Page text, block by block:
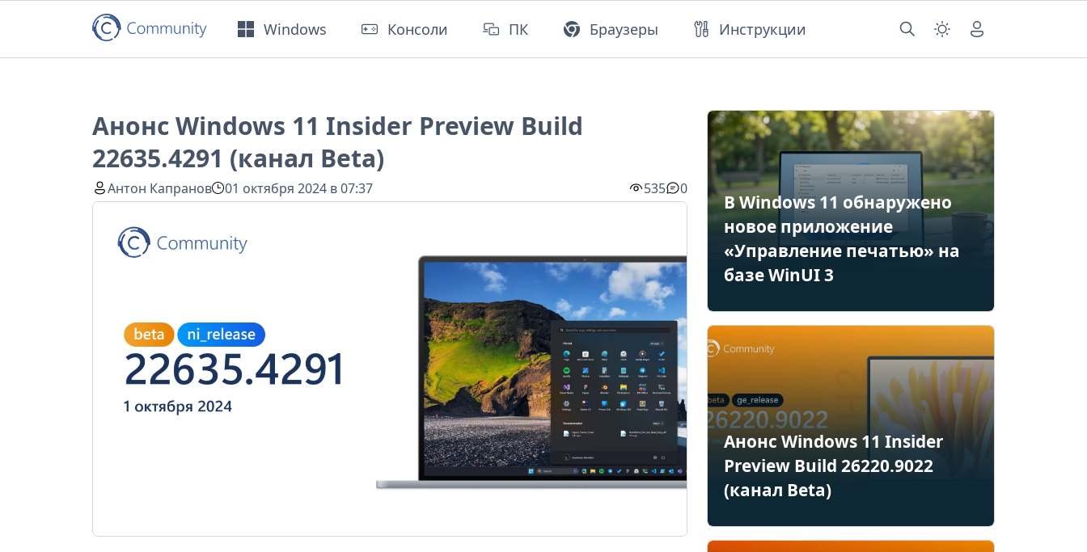
Windows Консоли ПК Браузеры Инструкции
Анонс Windows 11 Insider Preview Build
22635.4291 (канал Beta)
Антон Капранов 01 октября 2024 в 07:37 535 0
В Windows 11 обнаружено
новое приложение
«Управление печатью» на
базе WinUI 3
Анонс Windows 11 Insider
Preview Build 26220.9022
(канал Beta)